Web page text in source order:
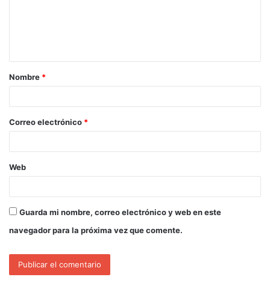
Nombre *
Correo electrónico *
Web
Guarda mi nombre, correo electrónico y web en este
navegador para la próxima vez que comente.